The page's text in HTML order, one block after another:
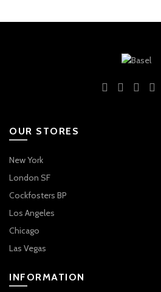
OUR STORES
New York
London SF
Cockfosters BP
Los Angeles
Chicago
Las Vegas
INFORMATION